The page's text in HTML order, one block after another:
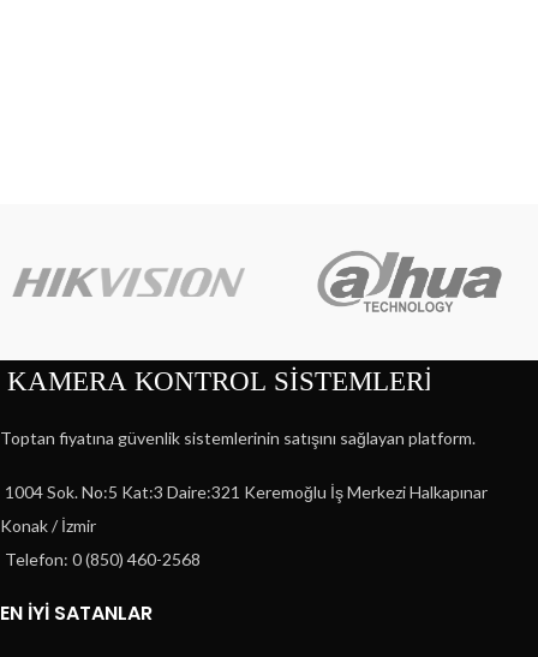
Toptan fiyatına güvenlik sistemlerinin satışını sağlayan platform.
1004 Sok. No:5 Kat:3 Daire:321 Keremoğlu İş Merkezi Halkapınar
Konak / İzmir
Telefon: 0 (850) 460-2568
EN İYİ SATANLAR